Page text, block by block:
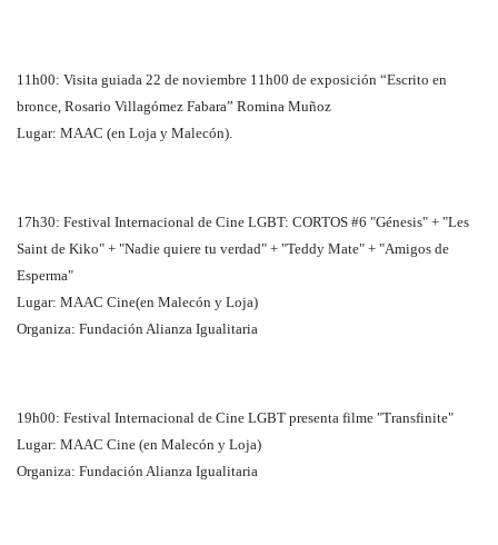
11h00: Visita guiada 22 de noviembre 11h00 de exposición “Escrito en
bronce, Rosario Villagómez Fabara” Romina Muñoz
Lugar: MAAC (en Loja y Malecón).
17h30: Festival Internacional de Cine LGBT: CORTOS #6 "Génesis" + "Les
Saint de Kiko" + "Nadie quiere tu verdad" + "Teddy Mate" + "Amigos de
Esperma"
Lugar: MAAC Cine(en Malecón y Loja)
Organiza: Fundación Alianza Igualitaria
19h00: Festival Internacional de Cine LGBT presenta filme "Transfinite"
Lugar: MAAC Cine (en Malecón y Loja)
Organiza: Fundación Alianza Igualitaria